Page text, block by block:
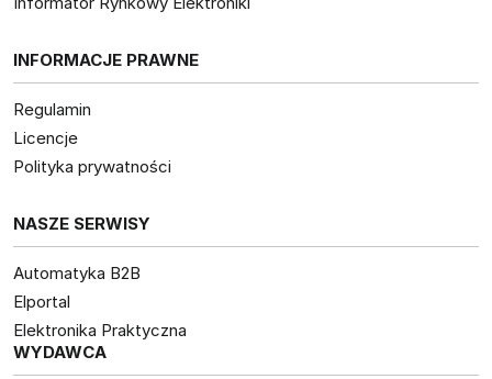
INFORMACJE PRAWNE
Regulamin
Licencje
Polityka prywatności
NASZE SERWISY
Automatyka B2B
Elportal
Elektronika Praktyczna
WYDAWCA